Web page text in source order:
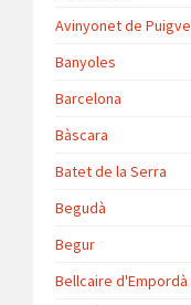
Avinyonet de
Banyoles
Barcelona
Bàscara
Batet de la Serra
Begudà
Begur
Bellcaire d'Empordà